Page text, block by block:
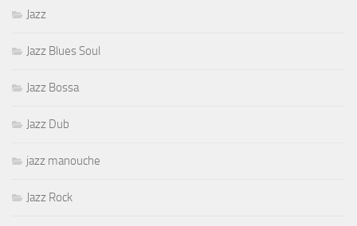
Jazz
Jazz Blues Soul
Jazz Bossa
Jazz Dub
jazz manouche
Jazz Rock